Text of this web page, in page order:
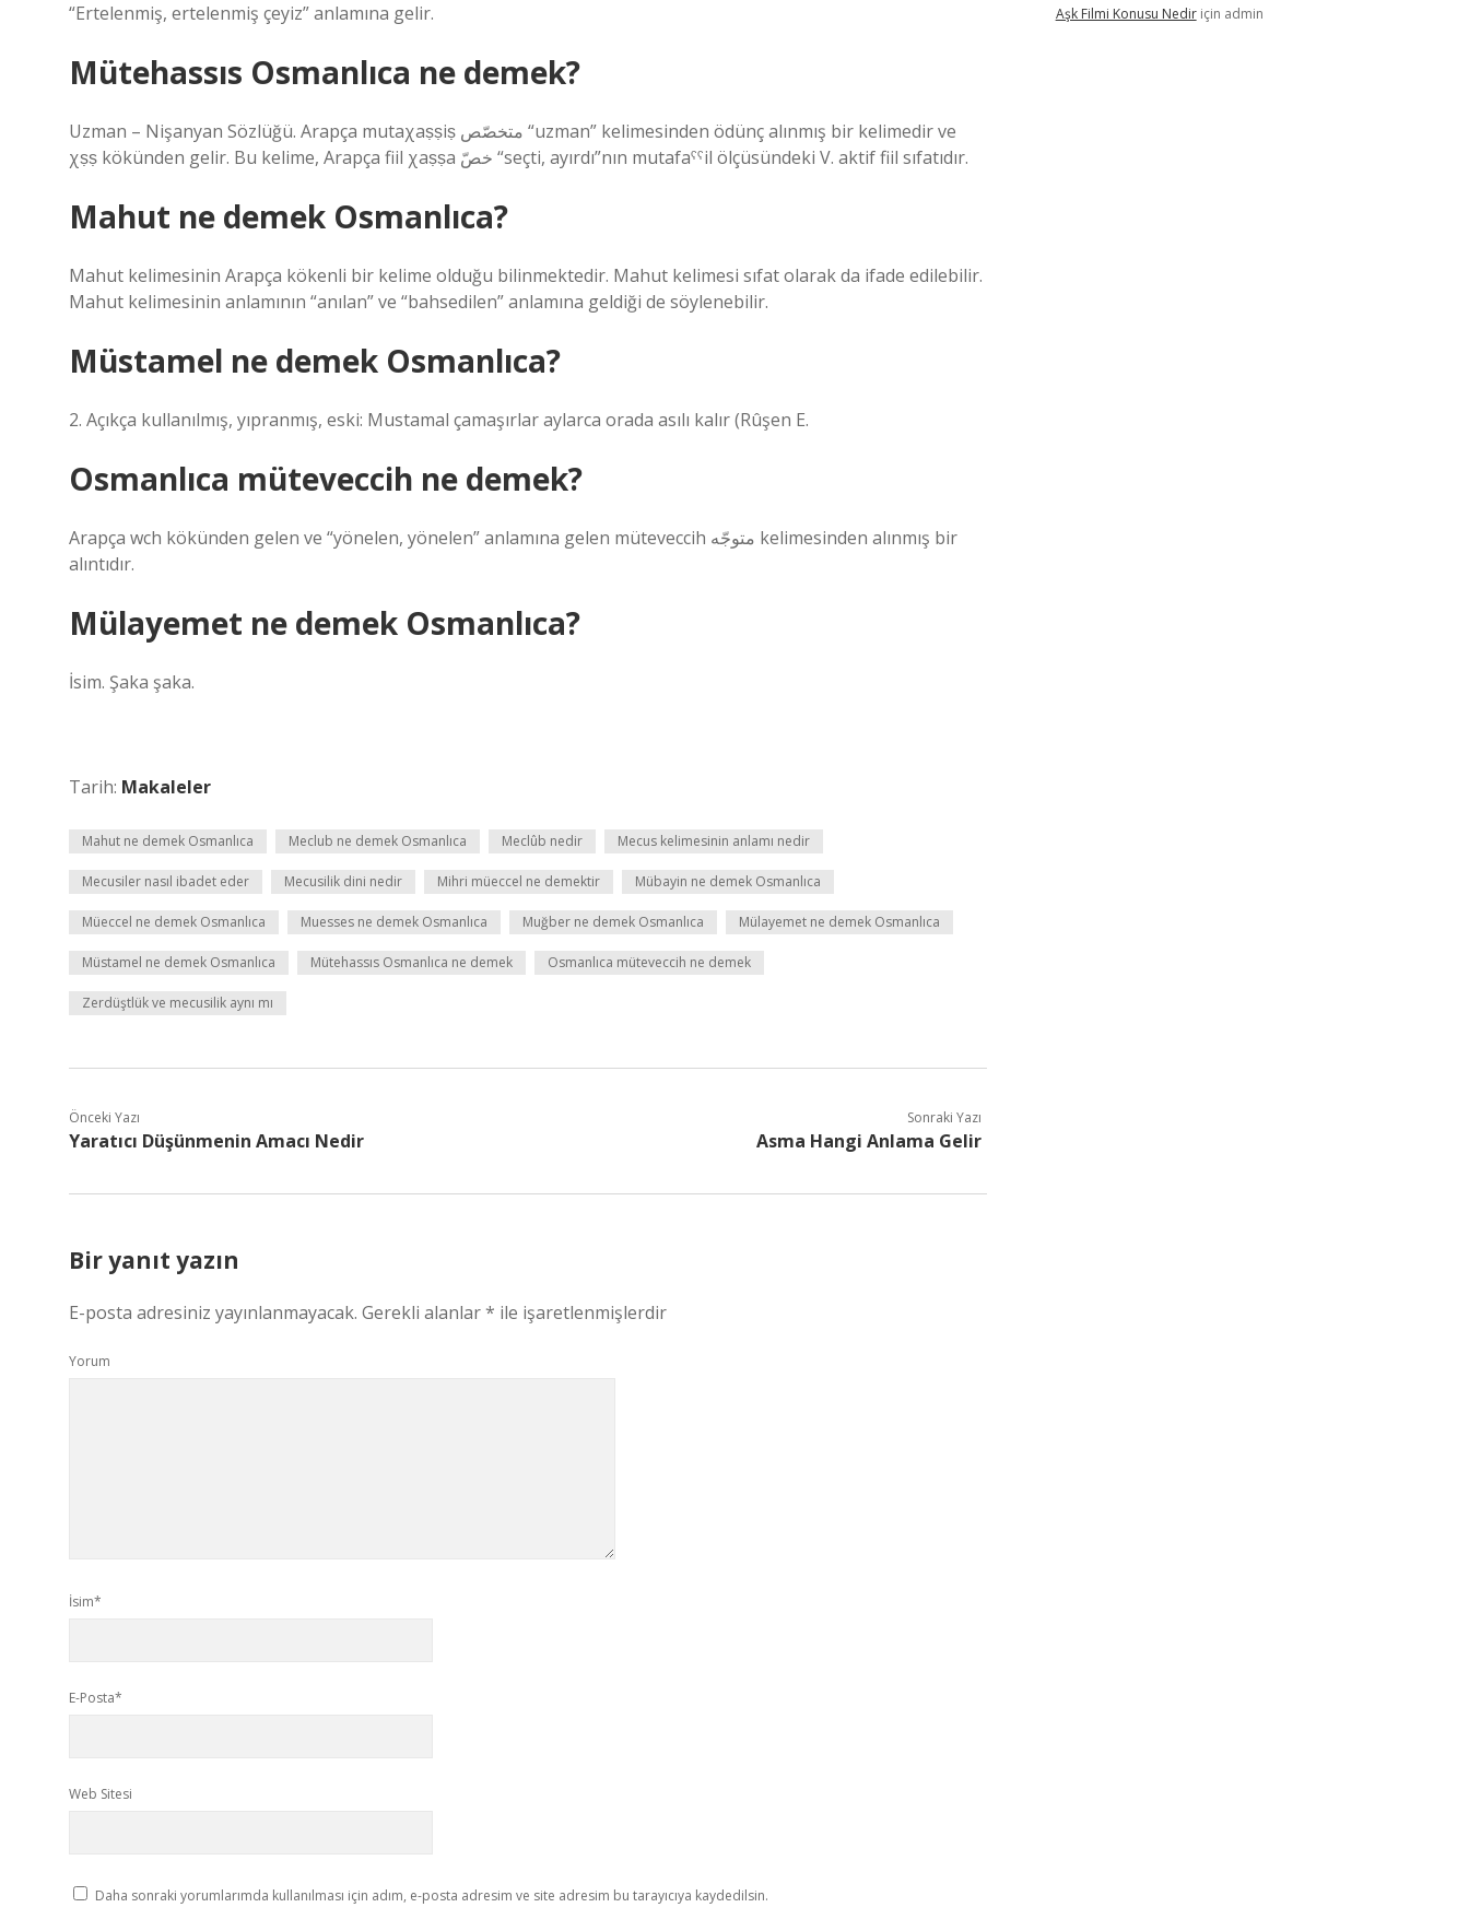
“Ertelenmiş, ertelenmiş çeyiz” anlamına gelir.
Mütehassıs Osmanlıca ne demek?
Uzman – Nişanyan Sözlüğü. Arapça mutaχaṣṣiṣ متخصّص “uzman” kelimesinden ödünç alınmış bir kelimedir ve
χṣṣ kökünden gelir. Bu kelime, Arapça fiil χaṣṣa خصّ “seçti, ayırdı”nın mutafaˁˁil ölçüsündeki V. aktif fiil sıfatıdır.
Mahut ne demek Osmanlıca?
Mahut kelimesinin Arapça kökenli bir kelime olduğu bilinmektedir. Mahut kelimesi sıfat olarak da ifade edilebilir.
Mahut kelimesinin anlamının “anılan” ve “bahsedilen” anlamına geldiği de söylenebilir.
Müstamel ne demek Osmanlıca?
2. Açıkça kullanılmış, yıpranmış, eski: Mustamal çamaşırlar aylarca orada asılı kalır (Rûşen E.
Osmanlıca müteveccih ne demek?
Arapça wch kökünden gelen ve “yönelen, yönelen” anlamına gelen müteveccih متوجّه‎ kelimesinden alınmış bir
alıntıdır.
Mülayemet ne demek Osmanlıca?
İsim. Şaka şaka.
Tarih: Makaleler
Mahut ne demek Osmanlıca Meclub ne demek Osmanlıca Meclûb nedir Mecus kelimesinin anlamı nedir
Mecusiler nasıl ibadet eder Mecusilik dini nedir Mihri müeccel ne demektir Mübayin ne demek Osmanlıca
Müeccel ne demek Osmanlıca Muesses ne demek Osmanlıca Muğber ne demek Osmanlıca Mülayemet ne demek Osmanlıca
Müstamel ne demek Osmanlıca Mütehassıs Osmanlıca ne demek Osmanlıca müteveccih ne demek
Zerdüştlük ve mecusilik aynı mı
Önceki Yazı
Yaratıcı Düşünmenin Amacı Nedir
Sonraki Yazı
Asma Hangi Anlama Gelir
Bir yanıt yazın
E-posta adresiniz yayınlanmayacak. Gerekli alanlar* ile işaretlenmişlerdir
Yorum
İsim*
E-Posta*
Web Sitesi
Daha sonraki yorumlarımda kullanılması için adım, e-posta adresim ve site adresim bu tarayıcıya kaydedilsin.
Aşk Filmi Konusu Nediriçin admin